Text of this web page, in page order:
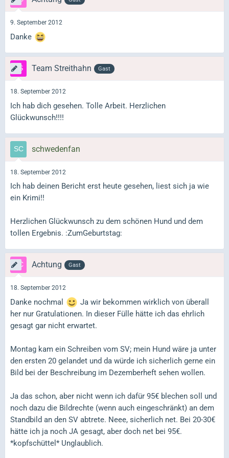
9. September 2012
Danke
Team Streithahn Gast
18. September 2012
Ich hab dich gesehen. Tolle Arbeit. Herzlichen
Glückwunsch!!!!
schwedenfan
18. September 2012
Ich hab deinen Bericht erst heute gesehen, liest sich ja wie
ein Krimi!!
Herzlichen Glückwunsch zu dem schönen Hund und dem
tollen Ergebnis. :ZumGeburtstag:
Achtung Gast
18. September 2012
Danke nochmal
Ja wir bekommen wirklich von überall
her nur Gratulationen. In dieser Fülle hätte ich das ehrlich
gesagt gar nicht erwartet.
Montag kam ein Schreiben vom SV; mein Hund wäre ja unter
den ersten 20 gelandet und da würde ich sicherlich gerne ein
Bild bei der Beschreibung im Dezemberheft sehen wollen.
Ja das schon, aber nicht wenn ich dafür 95€ blechen soll und
noch dazu die Bildrechte (wenn auch eingeschränkt) an dem
Standbild an den SV abtrete. Neee, sicherlich net. Bei 20-30€
hätte ich ja noch JA gesagt, aber doch net bei 95€.
*kopfschüttel* Unglaublich.